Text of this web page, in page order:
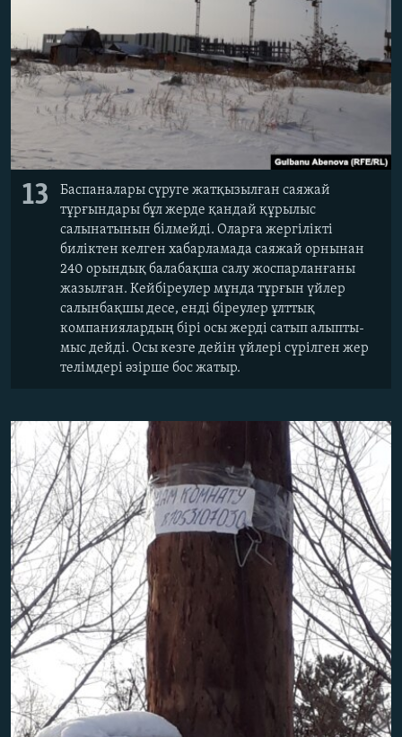
13
Баспаналары сүруге жатқызылған саяжай
тұрғындары бұл жерде қандай құрылыс
салынатынын білмейді. Оларға жергілікті
биліктен келген хабарламада саяжай орнынан
240 орындық балабақша салу жоспарланғаны
жазылған. Кейбіреулер мұнда тұрғын үйлер
салынбақшы десе, енді біреулер ұлттық
компаниялардың бірі осы жерді сатып алыпты-
мыс дейді. Осы кезге дейін үйлері сүрілген жер
телімдері әзірше бос жатыр.